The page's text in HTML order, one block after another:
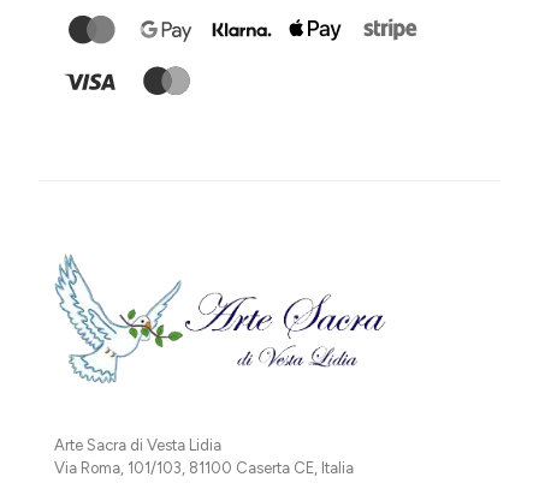
Arte Sacra di Vesta Lidia
Via Roma, 101/103, 81100 Caserta CE, Italia